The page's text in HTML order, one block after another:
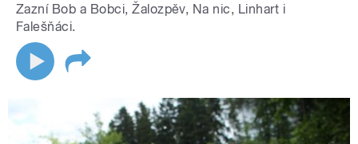
Zazní Bob a Bobci, Žalozpěv, Na nic, Linhart i
Falešňáci.